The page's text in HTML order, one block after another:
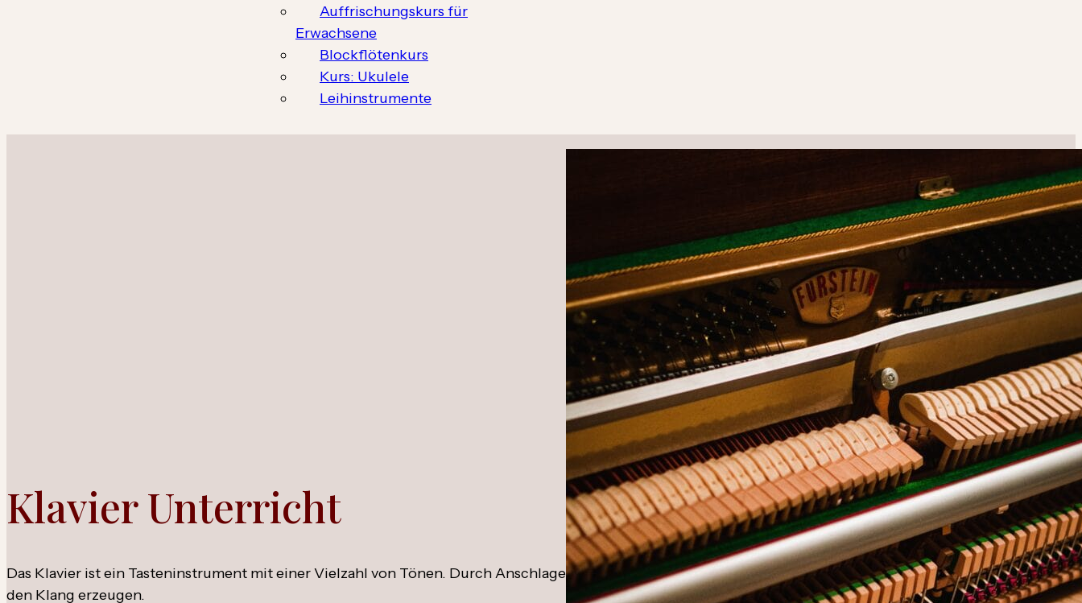
Auffrischungskurs für
Erwachsene
Blockflötenkurs
Kurs: Ukulele
Leihinstrumente
Klavier Unterricht
Das Klavier ist ein Tasteninstrument mit einer Vielzahl von Tönen. Durch Anschlagen der Tasten werden Hämmerchen aktiviert, die auf Saiten treffen und
den Klang erzeugen.